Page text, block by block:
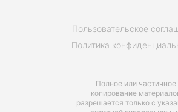
Полное или частичное
копирование
разрешается только с
Пользовательское
Политика